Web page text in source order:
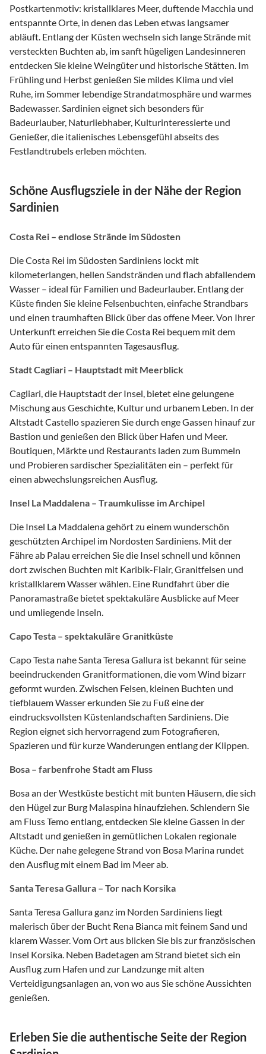
Postkartenmotiv: kristallklares Meer, duftende Macchia und
entspannte Orte, in denen das Leben etwas langsamer
abläuft. Entlang der Küsten wechseln sich lange Strände mit
versteckten Buchten ab, im sanft hügeligen Landesinneren
entdecken Sie kleine Weingüter und historische Stätten. Im
Frühling und Herbst genießen Sie mildes Klima und viel
Ruhe, im Sommer lebendige Strandatmosphäre und warmes
Badewasser. Sardinien eignet sich besonders für
Badeurlauber, Naturliebhaber, Kulturinteressierte und
Genießer, die italienisches Lebensgefühl abseits des
Festlandtrubels erleben möchten.
Schöne Ausflugsziele in der Nähe der Region
Sardinien
Costa Rei – endlose Strände im Südosten
Die Costa Rei im Südosten Sardiniens lockt mit
kilometerlangen, hellen Sandstränden und flach abfallendem
Wasser – ideal für Familien und Badeurlauber. Entlang der
Küste finden Sie kleine Felsenbuchten, einfache Strandbars
und einen traumhaften Blick über das offene Meer. Von Ihrer
Unterkunft erreichen Sie die Costa Rei bequem mit dem
Auto für einen entspannten Tagesausflug.
Stadt Cagliari – Hauptstadt mit Meerblick
Cagliari, die Hauptstadt der Insel, bietet eine gelungene
Mischung aus Geschichte, Kultur und urbanem Leben. In der
Altstadt Castello spazieren Sie durch enge Gassen hinauf zur
Bastion und genießen den Blick über Hafen und Meer.
Boutiquen, Märkte und Restaurants laden zum Bummeln
und Probieren sardischer Spezialitäten ein – perfekt für
einen abwechslungsreichen Ausflug.
Insel La Maddalena – Traumkulisse im Archipel
Die Insel La Maddalena gehört zu einem wunderschön
geschützten Archipel im Nordosten Sardiniens. Mit der
Fähre ab Palau erreichen Sie die Insel schnell und können
dort zwischen Buchten mit Karibik-Flair, Granitfelsen und
kristallklarem Wasser wählen. Eine Rundfahrt über die
Panoramastraße bietet spektakuläre Ausblicke auf Meer
und umliegende Inseln.
Capo Testa – spektakuläre Granitküste
Capo Testa nahe Santa Teresa Gallura ist bekannt für seine
beeindruckenden Granitformationen, die vom Wind bizarr
geformt wurden. Zwischen Felsen, kleinen Buchten und
tiefblauem Wasser erkunden Sie zu Fuß eine der
eindrucksvollsten Küstenlandschaften Sardiniens. Die
Region eignet sich hervorragend zum Fotografieren,
Spazieren und für kurze Wanderungen entlang der Klippen.
Bosa – farbenfrohe Stadt am Fluss
Bosa an der Westküste besticht mit bunten Häusern, die sich
den Hügel zur Burg Malaspina hinaufziehen. Schlendern Sie
am Fluss Temo entlang, entdecken Sie kleine Gassen in der
Altstadt und genießen in gemütlichen Lokalen regionale
Küche. Der nahe gelegene Strand von Bosa Marina rundet
den Ausflug mit einem Bad im Meer ab.
Santa Teresa Gallura – Tor nach Korsika
Santa Teresa Gallura ganz im Norden Sardiniens liegt
malerisch über der Bucht Rena Bianca mit feinem Sand und
klarem Wasser. Vom Ort aus blicken Sie bis zur französischen
Insel Korsika. Neben Badetagen am Strand bietet sich ein
Ausflug zum Hafen und zur Landzunge mit alten
Verteidigungsanlagen an, von wo aus Sie schöne Aussichten
genießen.
Erleben Sie die authentische Seite der Region